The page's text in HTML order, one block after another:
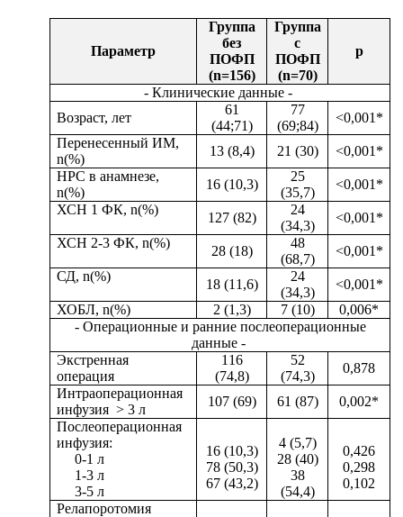
Параметр
Группа
без
ПОФП
(n=156)
Группа
с
ПОФП
(n=70)
p
- Клинические данные -
Возраст, лет
61
(44;71)
77
(69;84)
<0,001*
Перенесенный ИМ,
n(%)
13 (8,4) 21 (30) <0,001*
НРС в анамнезе,
n(%)
16 (10,3)
25
(35,7)
<0,001*
ХСН 1 ФК, n(%)
127 (82)
24
(34,3)
<0,001*
ХСН 2-3 ФК, n(%)
28 (18)
48
(68,7)
<0,001*
СД, n(%)
18 (11,6)
24
(34,3)
<0,001*
ХОБЛ, n(%)
2 (1,3) 7 (10) 0,006*
- Операционные и ранние послеоперационные
данные -
Экстренная
операция
116
(74,8)
52
(74,3)
0,878
Интраоперационная
инфузия > 3 л
107 (69) 61 (87) 0,002*
Послеоперационная
инфузия:
0-1 л
1-3 л
3-5 л
16 (10,3)
78 (50,3)
67 (43,2)
4 (5,7)
28 (40)
38
(54,4)
0,426
0,298
0,102
Релапоротомия